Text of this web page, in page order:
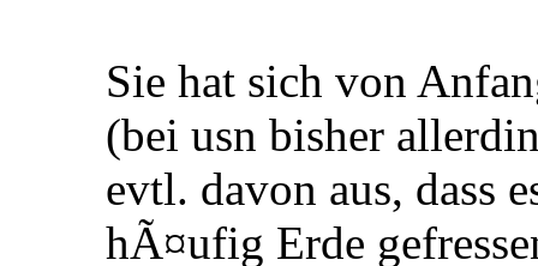
Sie hat sich von
(bei usn bisher
evtl. davon aus, dass
hÃ¤ufig Erde